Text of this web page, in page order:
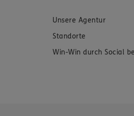
Unsere Agentur
Standorte
Win-Win durch Social